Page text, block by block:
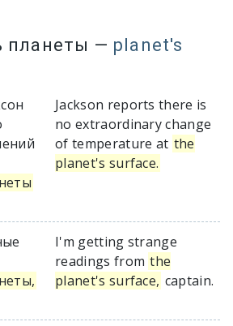
планеты — planet's
Jackson reports there is
no extraordinary change
of temperature at the
planet's surface.
I'm getting strange
readings from the
planet's surface, captain.